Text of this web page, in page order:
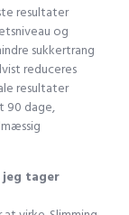
resultater
og
sukkertrang
reduceres
resultater
90 dage,
tager